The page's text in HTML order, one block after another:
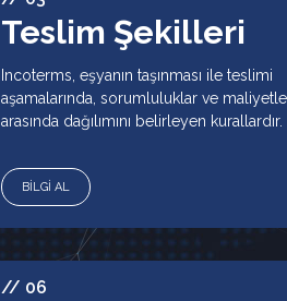
Teslim Şekilleri
Incoterms, eşyanın taşınması ile teslimi
aşamalarında, sorumluluklar ve
arasında dağılımını belirleyen kurallardır.
BİLGİ AL
// 06